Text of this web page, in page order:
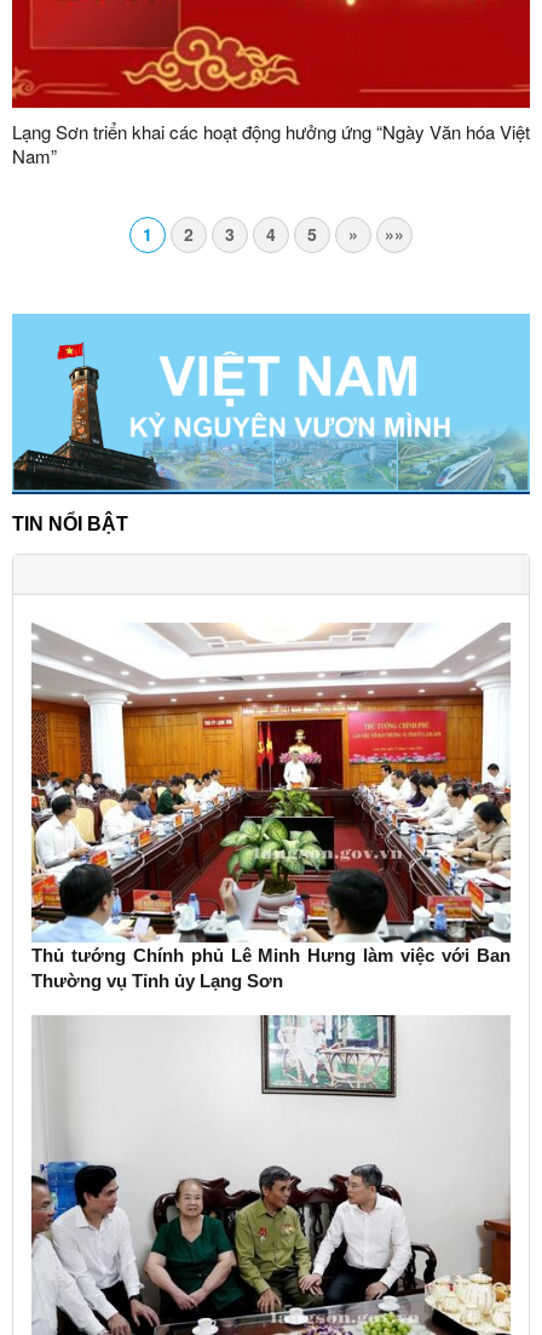
Lạng Sơn triển khai các hoạt động hưởng ứng “Ngày Văn hóa Việt
Nam”
1 2 3 4 5 » »»
TIN NỔI BẬT
Thủ tướng Chính phủ Lê Minh Hưng làm việc với Ban
Thường vụ Tỉnh ủy Lạng Sơn